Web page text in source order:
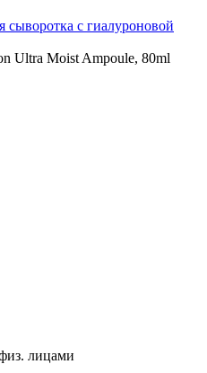
сыворотка с гиалуроновой
Ultra Moist Ampoule, 80ml
лицами